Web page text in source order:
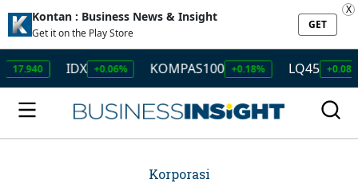
Kontan : Business News & Insight
Get it on the Play Store
GET
X
IDX +0.06% KOMPAS100 +0.18% LQ45 +0.08%
Korporasi